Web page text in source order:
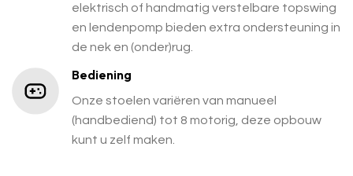
elektrisch of handmatig verstelbare topswing
en lendenpomp bieden extra ondersteuning in
de nek en (onder)rug.
Bediening
Onze stoelen variëren van manueel
(handbediend) tot 8 motorig, deze opbouw
kunt u zelf maken.